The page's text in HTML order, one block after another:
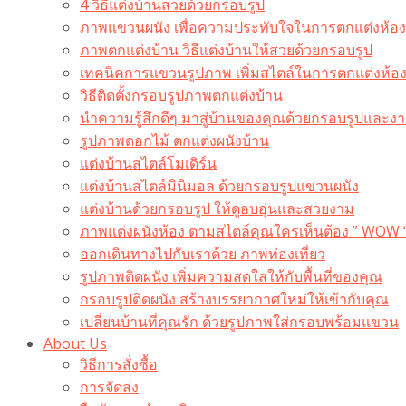
4 วิธีแต่งบ้านสวยด้วยกรอบรูป
ภาพแขวนผนัง เพื่อความประทับใจในการตกแต่งห้อง
ภาพตกแต่งบ้าน วิธีแต่งบ้านให้สวยด้วยกรอบรูป
เทคนิคการแขวนรูปภาพ เพิ่มสไตล์ในการตกแต่งห้อง
วิธีติดตั้งกรอบรูปภาพตกแต่งบ้าน
นำความรู้สึกดีๆ มาสู่บ้านของคุณด้วยกรอบรูปและง
รูปภาพดอกไม้ ตกแต่งผนังบ้าน
แต่งบ้านสไตล์โมเดิร์น
แต่งบ้านสไตล์มินิมอล ด้วยกรอบรูปแขวนผนัง
แต่งบ้านด้วยกรอบรูป ให้ดูอบอุ่นและสวยงาม
ภาพแต่งผนังห้อง ตามสไตล์คุณใครเห็นต้อง ” WOW
ออกเดินทางไปกับเราด้วย ภาพท่องเที่ยว
รูปภาพติดผนัง เพิ่มความสดใสให้กับพื้นที่ของคุณ
กรอบรูปติดผนัง สร้างบรรยากาศใหม่ให้เข้ากับคุณ
เปลี่ยนบ้านที่คุณรัก ด้วยรูปภาพใส่กรอบพร้อมแขวน​
About Us
วิธีการสั่งซื้อ
การจัดส่ง